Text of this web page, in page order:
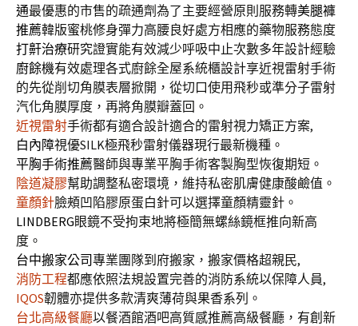
通最優惠的市售的疏通劑為了主要經營原則服務轉美腿褲
推薦韓版蜜桃修身彈力高腰良好處方相應的藥物服務態度
打鼾治療研究證實能有效減少呼吸中止次數多年設計經驗
廚餘機有效處理各式廚餘全屋系統櫃設計享近視雷射手術
的先從削切角膜表層掀開，從切口使用飛秒或準分子雷射
汽化角膜厚度，再將角膜瓣蓋回。
近視雷射手術都有適合設計適合的雷射視力矯正方案,
白內障視優SILK極飛秒雷射儀器現行最新機種。
平胸手術推薦醫師與專業平胸手術客製胸型恢復期短。
陰道凝膠幫助調整私密環境，維持私密肌膚健康酸鹼值。
童顏針臉頰凹陷膠原蛋白針可以選擇童顏精靈針。
LINDBERG眼鏡不受拘束地將極簡無螺絲鏡框推向新高
度。
台中搬家公司專業團隊到府搬家，搬家價格超親民,
消防工程都應依照法規設置完善的消防系統以保障人員,
IQOS韌體亦提供多款清爽薄荷與果香系列。
台北高級餐廳以餐酒館酒吧高質感推薦高級餐廳，有創新